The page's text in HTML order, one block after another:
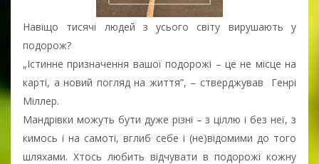
Навіщо тисячі людей з усього світу вирушають у
подорож?
„Істинне призначення вашої подорожі – це не місце на
карті, а новий погляд на життя”, – стверджував Генрі
Міллер.
Мандрівки можуть бути дуже різні – з ціллю і без неї, з
кимось і на самоті, вглиб себе і (не)відомими до того
шляхами. Хтось любить відчувати в подорожі кожну